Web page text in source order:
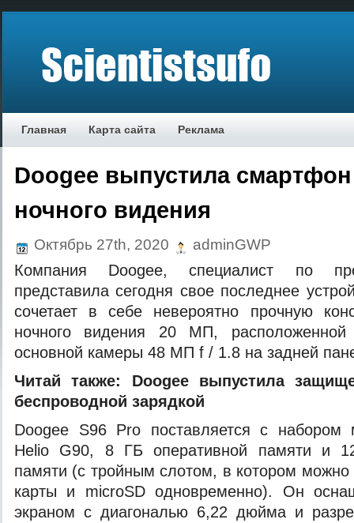
Главная Карта сайта Реклама
Doogee выпустила
ночного видения
Октябрь 27th, 2020 adminGWP
Компания Doogee, специалист по
представила сегодня свое последнее
сочетает в себе невероятно прочную
ночного видения 20 МП,
основной камеры 48 МП f / 1.8 на задней
Читай также: Doogee выпустила
беспроводной зарядкой
Doogee S96 Pro поставляется с
Helio G90, 8 ГБ оперативной памяти и
памяти (с тройным слотом, в котором можно
карты и microSD одновременно). Он
экраном с диагональю 6,22 дюйма и